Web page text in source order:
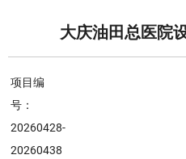
大庆油田总医院
项目编
号：
20260428-
20260438